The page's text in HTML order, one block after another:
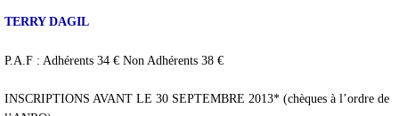
TERRY DAGIL
P.A.F : Adhérents 34 € Non Adhérents 38 €
INSCRIPTIONS AVANT LE 30 SEPTEMBRE 2013* (chèques à l’ordre de